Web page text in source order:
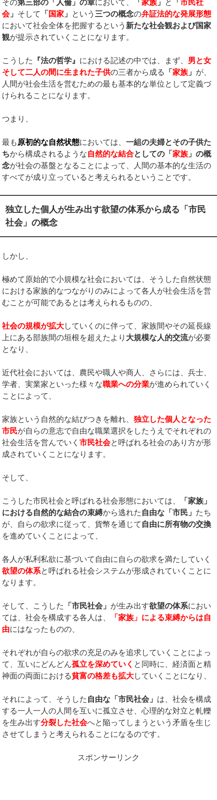
その第三部の「人倫」の章において、 「家族 」 と 「市民社
会」 そして 「 国家 」 という 三つの概念の弁証法的な発展形態
において社会全体を把握するという 新たな社会観および国家
観が提示されていくことになります。
こうした 『法の哲学』 における記述の中では、まず、 男と女
そして二人の間に生まれた子供の三者から成る 「家族 」 が、
人間が社会生活を営むための最も基本的な単位として定義づ
けられることになります。
つまり、
最も 原初的な自然状態においては、一組の夫婦とその子供た
ちから構成されるような自然的な結合としての「家族 」の概
念が社会の基盤となることによって、人間の基本的な生活の
すべてが成り立っていると考えられるということです。
独立した個人が生み出す欲望の体系から成る「市民
社会」の概念
しかし、
極めて原始的で小規模な社会においては、そうした自然状態
における家族的なつながりのみによって各人が社会生活を営
むことが可能であるとは考えられるものの、
社会の規模が拡大していくのに伴って、家族間やその延長線
上にある部族間の垣根を超えたより 大規模な人的交流が必要
となり、
近代社会においては、農民や職人や商人、さらには、兵士、
学者、実業家といった様々な職業への分業が進められていく
ことによって、
家族という自然的な結びつきを離れ、独立した個人となった
市民が自らの意志で自由な職業選択をしたうえでそれぞれの
社会生活を営んでいく市民社会と呼ばれる社会のあり方が形
成されていくことになります。
そして、
こうした市民社会と呼ばれる社会形態においては、
「家族」
における自然的な結合の束縛から逃れた 自由な「市民」 たち
が、自らの欲求に従って、貨幣を通じて 自由に所有物の交換
を進めていくことによって、
各人が私利私欲に基づいて自由に自らの欲求を満たしていく
欲望の体系と呼ばれる社会システムが形成されていくことに
なります。
そして、こうした 「市民社会」 が生み出す欲望の体系におい
ては、社会を構成する各人は、
「家族」による束縛からは自
由にはなったものの、
それぞれが自らの欲求の充足のみを追求していくことによっ
て、互いにどんどん孤立を深めていく と同時に、経済面と精
神面の両面における貧富の格差も拡大していくことになり、
それによって、そうした 自由な「市民社会」 は、社会を構成
する一人一人の人間を互いに孤立させ、心理的な対立と軋轢
を生み出す分裂した社会へと陥ってしまうという矛盾を生じ
させてしまうと考えられることになるのです。
スポンサーリンク